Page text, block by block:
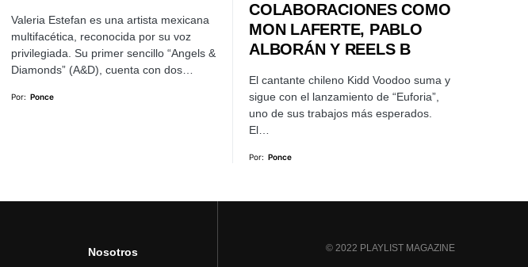
Valeria Estefan es una artista mexicana
multifacética, reconocida por su voz
privilegiada. Su primer sencillo “Angels &
Diamonds” (A&D), cuenta con dos…
Por: Ponce
COLABORACIONES COMO
MON LAFERTE, PABLO
ALBORÁN Y REELS B
El cantante chileno Kidd Voodoo suma y
sigue con el lanzamiento de “Euforia”,
uno de sus trabajos más esperados.
El…
Por: Ponce
Nosotros © 2022 PLAYLIST MAGAZINE